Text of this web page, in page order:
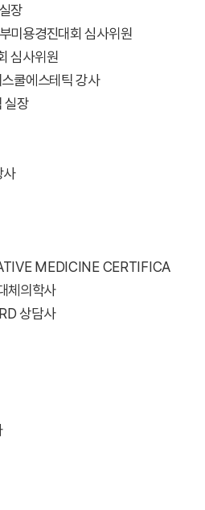
장
미용경진대회 심사위원
심사위원
쿨에스테틱 강사
실장
사
MEDICINE CERTIFICA
체의학사
상담사